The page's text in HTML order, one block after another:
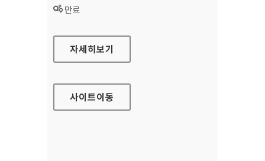
상태 :
만료
롯데그룹 국문 홈페이지
자세히보기
사이트이동